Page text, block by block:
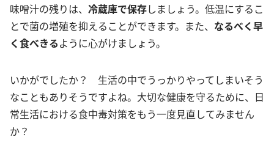
味噌汁の残りは、 冷蔵庫で保存しましょう。低温にするこ
とで菌の増殖を抑えることができます。また、 なるべく早
く食べきるように心がけましょう。
いかがでしたか？ 生活の中でうっかりやってしまいそう
なこともありそうですよね。大切な健康を守るために、日
常生活における食中毒対策をもう一度見直してみません
か？